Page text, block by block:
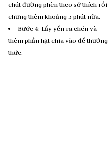
chút đường phèn theo sở thích rồi
chưng thêm khoảng 5 phút nữa.
Bước 4: Lấy yến ra chén và
thêm phần hạt chia vào để thưởng
thức.